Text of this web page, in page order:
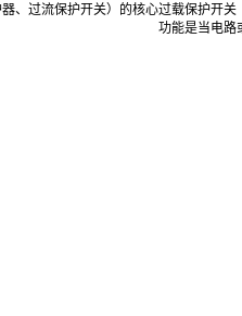
、过流保护开关）的核心过载保护开关
功能是当电路